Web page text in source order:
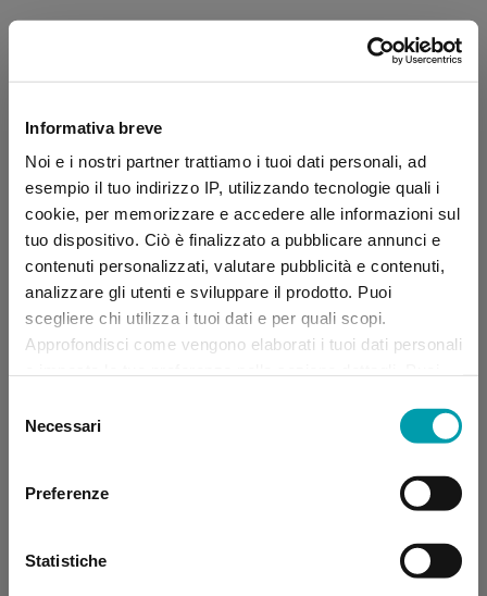
Informativa breve
Noi e i nostri partner trattiamo i tuoi dati personali, ad
esempio il tuo indirizzo IP, utilizzando tecnologie quali i
cookie, per memorizzare e accedere alle informazioni sul
tuo dispositivo. Ciò è finalizzato a pubblicare annunci e
contenuti personalizzati, valutare pubblicità e contenuti,
analizzare gli utenti e sviluppare il prodotto. Puoi
scegliere chi utilizza i tuoi dati e per quali scopi.
Approfondisci come vengono elaborati i tuoi dati personali
momento dalla Dichiarazione sui “
delNecessari
Preferenze
Statistiche
Application error: a client-side exception has occurred (see the
browser console for more information)